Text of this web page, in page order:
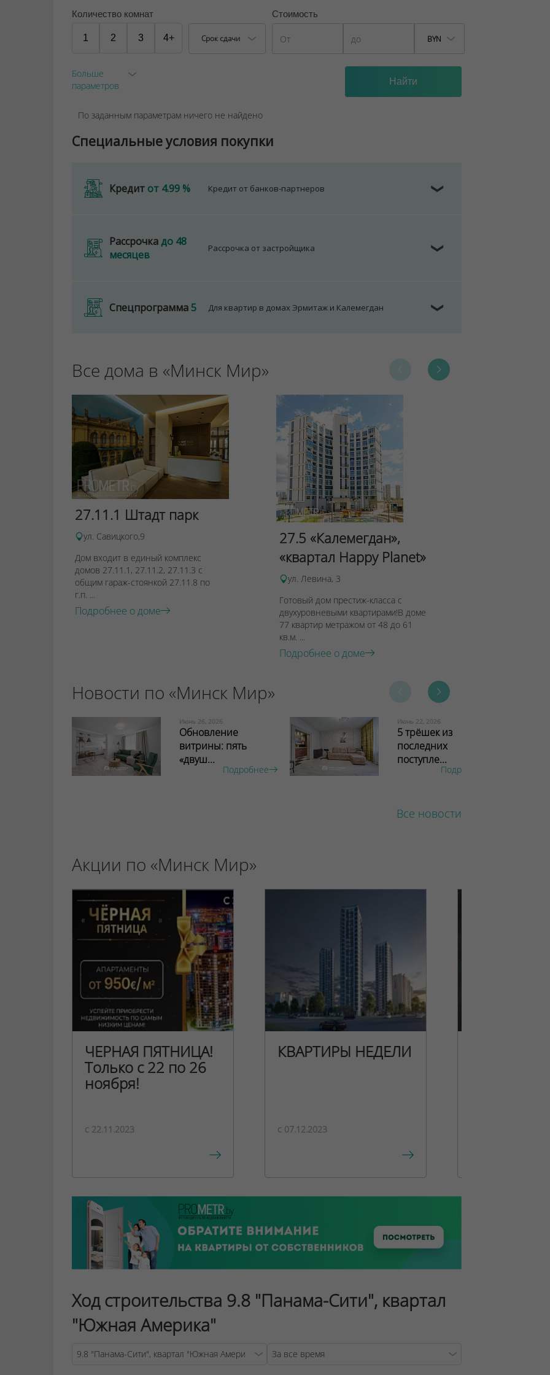
Количество комнат
1 2 3 4+ Срок сдачи
Стоимость
BYN
Больше
параметров
По заданным параметрам ничего не найдено
Специальные условия покупки
Кредит от 4.99 % Кредит от банков-партнеров ❯
Рассрочкадо 48
месяцев
Рассрочка от застройщика ❯
Спецпрограмма5 Для квартир в домах Эрмитаж и Калемегдан ❯
Все дома в «Минск Мир»
27.11.1 Штадт парк
ул. Савицкого,9
Дом входит в единый комплекс
домов 27.11.1, 27.11.2, 27.11.3 с
общим гараж-стоянкой 27.11.8 по
г.п. ...
Подробнее о доме
27.5 «Калемегдан»,
«квартал Happy Planet»
ул. Левина, 3
Готовый дом престиж-класса с
двухуровневыми квартирами!В доме
77 квартир метражом от 48 до 61
кв.м. ...
Подробнее о доме
Новости по «Минск Мир»
Июнь 26, 2026
Обновление
витрины: пять
«двуш...
Подробнее
Июнь 22, 2026
5 трёшек из
последних
поступле...
Подробнее
Все новости
Акции по «Минск Мир»
ЧЕРНАЯ ПЯТНИЦА!
Только с 22 по 26
ноября!
c 22.11.2023
КВАРТИРЫ НЕДЕЛИ
c 07.12.2023
Ход строительства 9.8 "Панама-Сити", квартал
"Южная Америка"